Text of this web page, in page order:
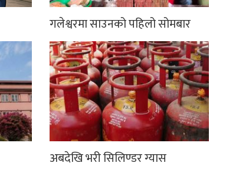
गलेश्वरमा साउनको पहिलो सोमबार
अबदेखि भरी सिलिण्डर ग्यास